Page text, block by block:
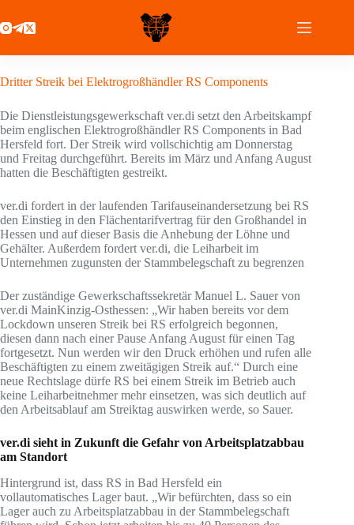
Inhalt
springen
Dritter Streik bei Elektrogroßhändler RS Components
Die Dienstleistungsgewerkschaft ver.di setzt den Arbeitskampf
beim englischen Elektrogroßhändler RS Components in Bad
Hersfeld fort. Der Streik wird vollschichtig am Donnerstag
und Freitag durchgeführt. Bereits im März und Anfang August
hatten die Beschäftigten gestreikt.
ver.di fordert in der laufenden Tarifauseinandersetzung bei RS
den Einstieg in den Flächentarifvertrag für den Großhandel in
Hessen und auf dieser Basis die Anhebung der Löhne und
Gehälter. Außerdem fordert ver.di, die Leiharbeit im
Unternehmen zugunsten der Stammbelegschaft zu begrenzen
Der zuständige Gewerkschaftssekretär Manuel L. Sauer von
ver.di MainKinzig-Osthessen: „Wir haben bereits vor dem
Lockdown unseren Streik bei RS erfolgreich begonnen,
diesen dann nach einer Pause Anfang August für einen Tag
fortgesetzt. Nun werden wir den Druck erhöhen und rufen alle
Beschäftigten zu einem zweitägigen Streik auf.“ Durch eine
neue Rechtslage dürfe RS bei einem Streik im Betrieb auch
keine Leiharbeitnehmer mehr einsetzen, was sich deutlich auf
den Arbeitsablauf am Streiktag auswirken werde, so Sauer.
ver.di sieht in Zukunft die Gefahr von Arbeitsplatzabbau
am Standort
Hintergrund ist, dass RS in Bad Hersfeld ein
vollautomatisches Lager baut. „Wir befürchten, dass so ein
Lager auch zu Arbeitsplatzabbau in der Stammbelegschaft